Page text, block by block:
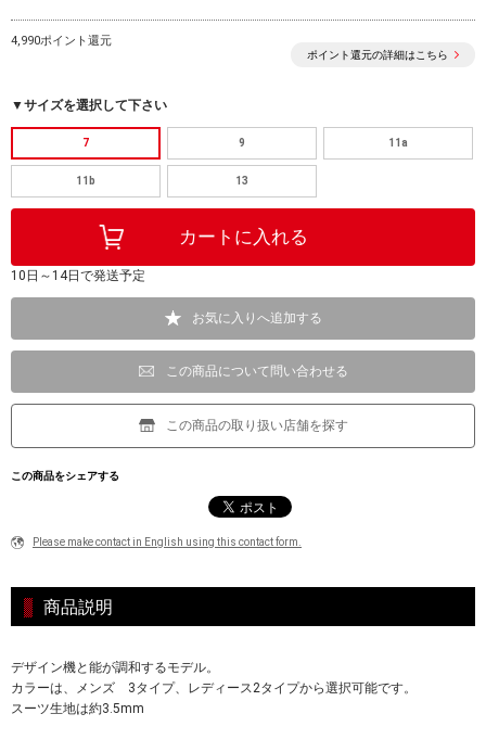
4,990ポイント還元
ポイント還元の詳細はこちら
▼サイズを選択して下さい
7 9 11a
11b 13
10日～14日で発送予定
お気に入りへ追加する
この商品について問い合わせる
この商品の取り扱い店舗を探す
この商品をシェアする
Please make contact in English using this contact form.
商品説明
デザイン機と能が調和するモデル。
カラーは、メンズ 3タイプ、レディース2タイプから選択可能です。
スーツ生地は約3.5mm